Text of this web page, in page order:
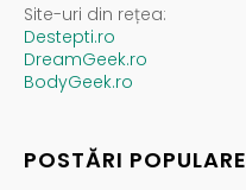
Site-uri din rețea:
Destepti.ro
DreamGeek.ro
BodyGeek.ro
POSTĂRI POPULARE